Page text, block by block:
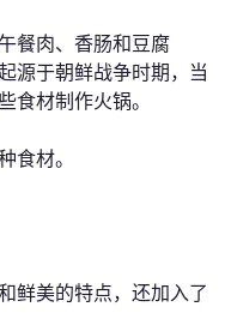
餐肉、香肠和豆腐
源于朝鲜战争时期，当
食材制作火锅。
食材。
鲜美的特点，还加入了